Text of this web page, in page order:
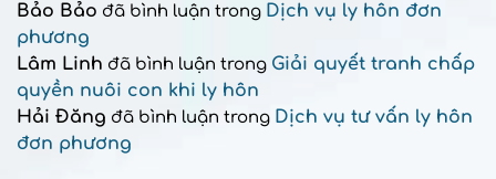
Bảo Bảo đã bình luận trong Dịch vụ ly hôn đơn
phương
Lâm Linh đã bình luận trong Giải quyết tranh chấp
quyền nuôi con khi ly hôn
Hải Đăng đã bình luận trong Dịch vụ tư vấn ly hôn
đơn phương